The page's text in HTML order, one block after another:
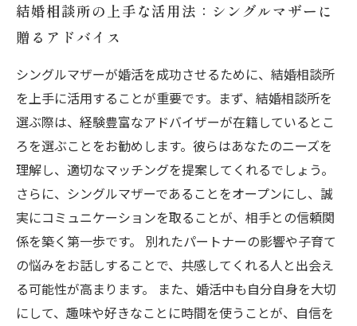
結婚相談所の上手な活用法：シングルマザーに
贈るアドバイス
シングルマザーが婚活を成功させるために、結婚相談所
を上手に活用することが重要です。まず、結婚相談所を
選ぶ際は、経験豊富なアドバイザーが在籍しているとこ
ろを選ぶことをお勧めします。彼らはあなたのニーズを
理解し、適切なマッチングを提案してくれるでしょう。
さらに、シングルマザーであることをオープンにし、誠
実にコミュニケーションを取ることが、相手との信頼関
係を築く第一歩です。 別れたパートナーの影響や子育て
の悩みをお話しすることで、共感してくれる人と出会え
る可能性が高まります。 また、婚活中も自分自身を大切
にして、趣味や好きなことに時間を使うことが、自信を